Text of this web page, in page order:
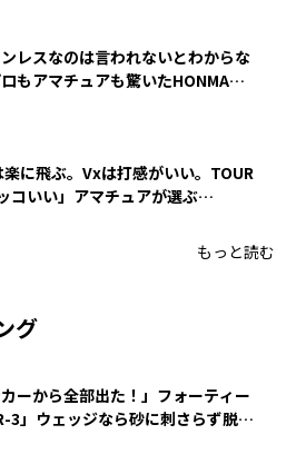
ンレスなのは言われないとわからな
もアマチュアも驚いたHONMA
楽に飛ぶ。Vxは打感がいい。TOUR
コいい」アマチュアが選ぶ
もっと読む
グ
カーから全部出た！」フォーティー
3」ウェッジなら砂に刺さらず脱出